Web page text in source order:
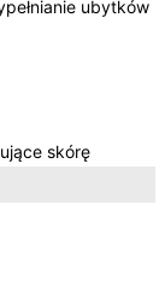
ubytków
skórę